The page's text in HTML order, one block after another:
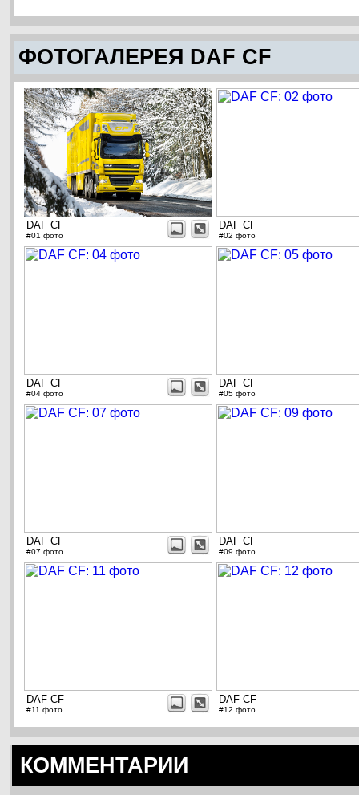
ФОТОГАЛЕРЕЯ DAF CF
DAF CF
#01 фото
DAF CF
#02 фото
DAF CF
#04 фото
DAF CF
#05 фото
DAF CF
#07 фото
DAF CF
#09 фото
DAF CF
#11 фото
DAF CF
#12 фото
КОММЕНТАРИИ